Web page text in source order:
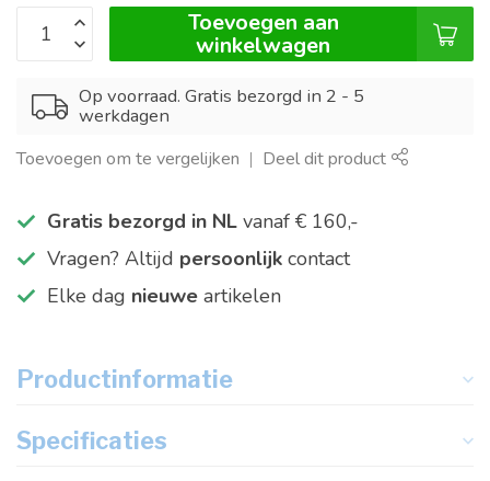
Toevoegen aan
winkelwagen
Op voorraad. Gratis bezorgd in 2 - 5
werkdagen
Toevoegen om te vergelijken Deel dit product
Gratis bezorgd in NL vanaf € 160,-
Vragen? Altijd persoonlijk contact
Elke dag nieuwe artikelen
Productinformatie
Specificaties